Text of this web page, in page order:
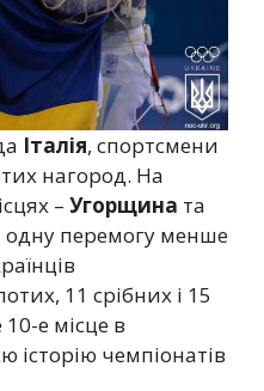
Італія, спортсмени
нагород. На
– Угорщина та
одну перемогу менше
11 срібних і 15
е місце в
історію чемпіонатів